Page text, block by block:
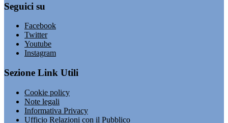
Seguici su
Facebook
Twitter
Youtube
Instagram
Sezione Link Utili
Cookie policy
Note legali
Informativa Privacy
Ufficio Relazioni con il Pubblico